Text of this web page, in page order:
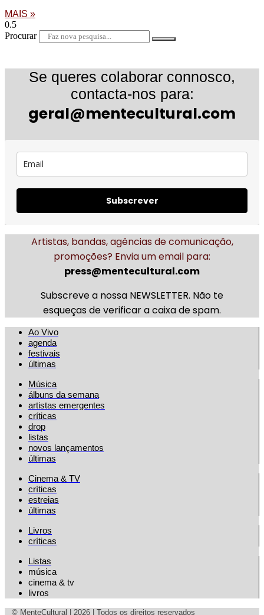
MAIS »
Procurar
Se queres colaborar connosco,
contacta-nos para:
geral@mentecultural.com
Subscrever
Artistas, bandas, agências de comunicação,
promoções? Envia um email para:
press@mentecultural.com
Subscreve a nossa NEWSLETTER. Não te
esqueças de verificar a caixa de spam.
Ao Vivo
agenda
festivais
últimas
Música
álbuns da semana
artistas emergentes
críticas
drop
listas
novos lançamentos
últimas
Cinema & TV
críticas
estreias
últimas
Livros
críticas
Listas
música
cinema & tv
livros
© MenteCultural | 2026 | Todos os direitos reservados